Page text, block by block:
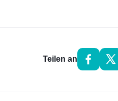
Teilen an